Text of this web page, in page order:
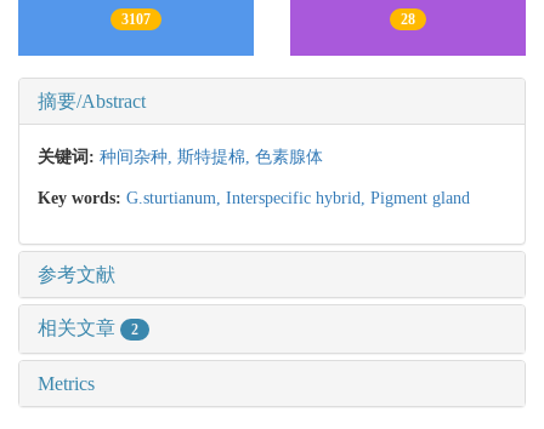
3107 28
摘要/Abstract
关键词: 种间杂种, 斯特提棉, 色素腺体
Key words: G.sturtianum, Interspecific hybrid, Pigment gland
参考文献
相关文章 2
Metrics